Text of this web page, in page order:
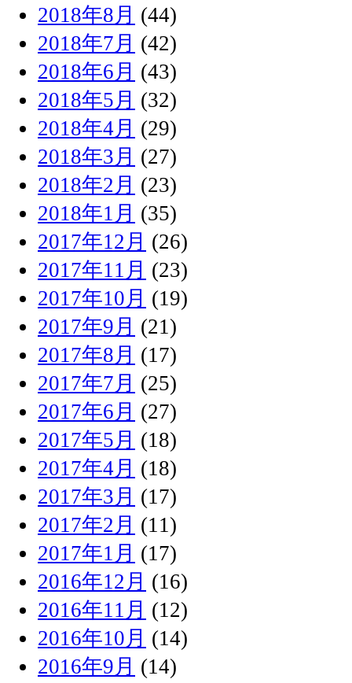
2018年8月 (44)
2018年7月 (42)
2018年6月 (43)
2018年5月 (32)
2018年4月 (29)
2018年3月 (27)
2018年2月 (23)
2018年1月 (35)
2017年12月 (26)
2017年11月 (23)
2017年10月 (19)
2017年9月 (21)
2017年8月 (17)
2017年7月 (25)
2017年6月 (27)
2017年5月 (18)
2017年4月 (18)
2017年3月 (17)
2017年2月 (11)
2017年1月 (17)
2016年12月 (16)
2016年11月 (12)
2016年10月 (14)
2016年9月 (14)